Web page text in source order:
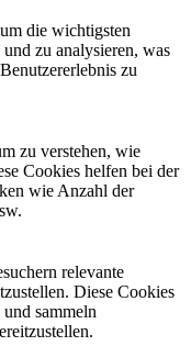
die wichtigsten
zu analysieren, was
zu
zu verstehen, wie
Cookies helfen bei der
wie Anzahl der
relevante
Diese Cookies
sammeln